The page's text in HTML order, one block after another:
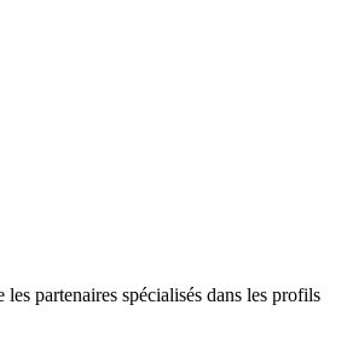
partenaires spécialisés dans les profils